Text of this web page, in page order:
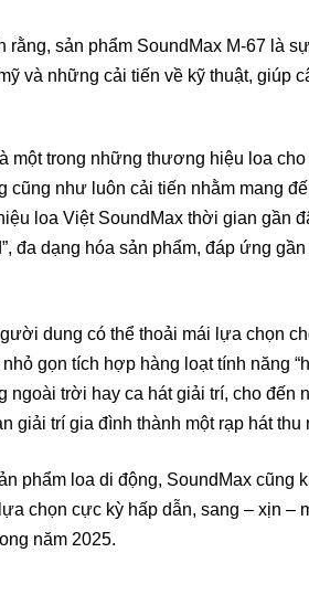
rằng, sản phẩm SoundMax M-67 là
và những cải tiến về kỹ thuật, giúp
một trong những thương hiệu loa
cũng như luôn cải tiến nhằm mang
loa Việt SoundMax thời gian gần
đa dạng hóa sản phẩm, đáp ứng
dung có thể thoải mái lựa chọn
gọn tích hợp hàng loạt tính năng
ngoài trời hay ca hát giải trí, cho đến
giải trí gia đình thành một rạp hát thu
phẩm loa di động, SoundMax cũng
chọn cực kỳ hấp dẫn, sang – xịn –
năm 2025.